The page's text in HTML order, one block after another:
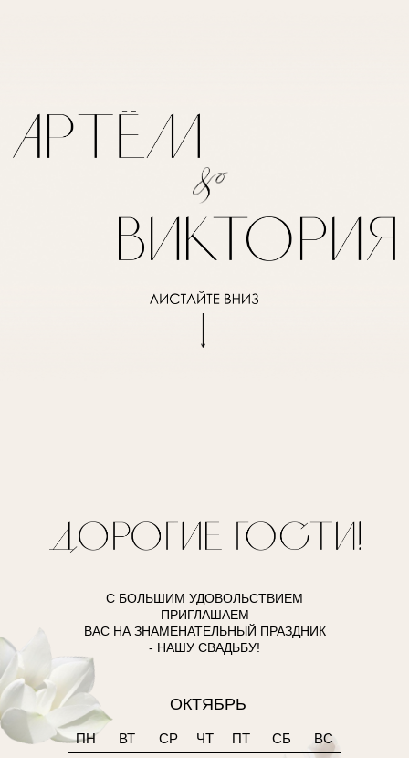
ОКТЯБРЬ
ПН ВС
СБ
ПТ
ЧТ
СР
ВТ
С БОЛЬШИМ УДОВОЛЬСТВИЕМ
ПРИГЛАШАЕМ
ВАС НА ЗНАМЕНАТЕЛЬНЫЙ ПРАЗДНИК
- НАШУ СВАДЬБУ!